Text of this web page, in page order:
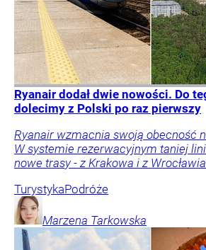
Ryanair dodał dwie nowości. Do
dolecimy z Polski po raz pierwszy
Ryanair wzmacnia swoją obecność
W systemie rezerwacyjnym taniej
nowe trasy - z Krakowa i z
TurystykaPodróże
Marzena Tarkowska